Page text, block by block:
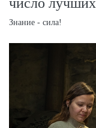
Знание - сила!